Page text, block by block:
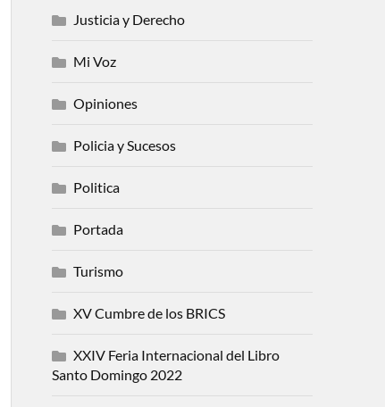
Justicia y Derecho
Mi Voz
Opiniones
Policia y Sucesos
Politica
Portada
Turismo
XV Cumbre de los BRICS
XXIV Feria Internacional del Libro
Santo Domingo 2022